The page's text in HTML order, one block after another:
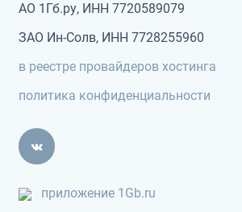
АО 1Гб.ру, ИНН 7720589079
ЗАО Ин-Солв, ИНН 7728255960
в реестре провайдеров хостинга
политика конфиденциальности
приложение 1Gb.ru